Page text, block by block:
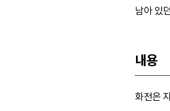
남아 있
내용
화전은